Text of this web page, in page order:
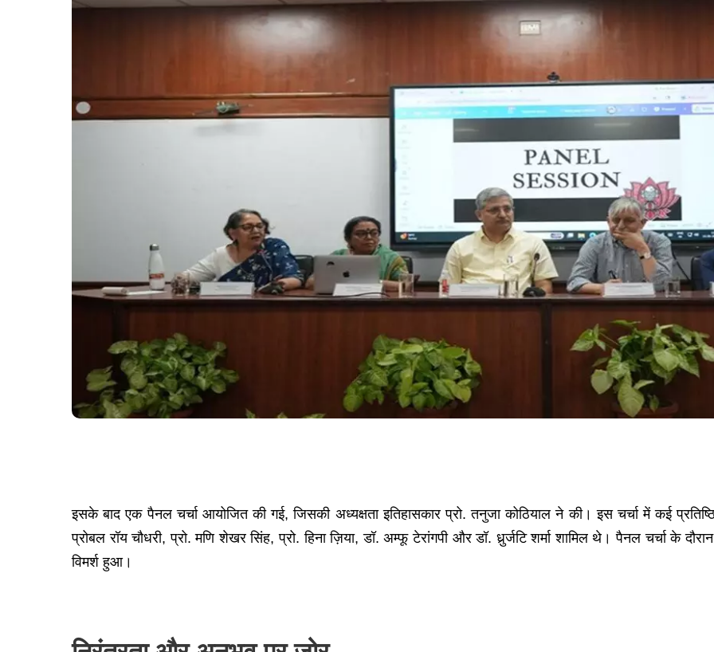
इसके बाद एक पैनल चर्चा आयोजित की गई, जिसकी अध्यक्षता इतिहासकार प्रो. तनुजा कोठियाल ने की। इस चर्चा में कई
प्रोबल रॉय चौधरी, प्रो. मणि शेखर सिंह, प्रो. हिना ज़िया, डॉ. अम्फू टेरांगपी और डॉ. धुर्र्जटि शर्मा शामिल थे। पैनल चर्चा के
विमर्श हुआ।